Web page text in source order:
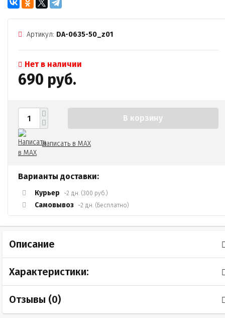
Артикул: DA-0635-50_z01
Нет в наличии
690 руб.
В корзину
Написать в MAX
Варианты доставки:
Курьер ~2 дн. (300 руб.)
Самовывоз ~2 дн. (Бесплатно)
Описание
Характеристики:
Отзывы (0)